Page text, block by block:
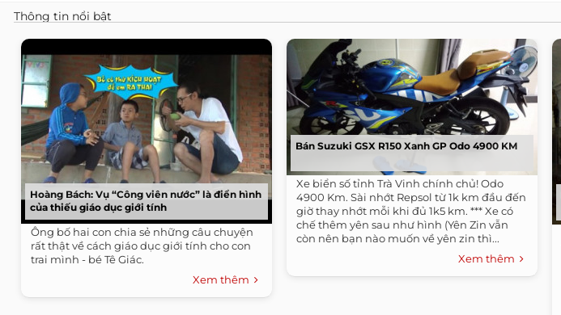
Thông tin nổi bật
Hoàng Bách: Vụ “Công viên nước” là điển hình
của thiếu giáo dục giới tính
Ông bố hai con chia sẻ những câu chuyện
rất thật về cách giáo dục giới tính cho con
trai mình - bé Tê Giác.
Xem thêm
Bán Suzuki GSX R150 Xanh GP Odo 4900 KM
Xe biển số tỉnh Trà Vinh chính chủ! Odo
4900 Km. Sài nhớt Repsol từ 1k km đầu đến
giờ thay nhớt mỗi khi đủ 1k5 km. *** Xe có
chế thêm yên sau như hình (Yên Zin vẫn
còn nên bạn nào muốn về yên zin thì...
Xem thêm